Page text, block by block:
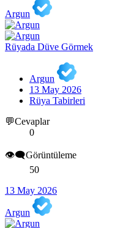
Argun
Rüyada Düve Görmek
Argun
13 May 2026
Rüya Tabirleri
💬Cevaplar
0
👁️‍🗨️Görüntüleme
50
13 May 2026
Argun